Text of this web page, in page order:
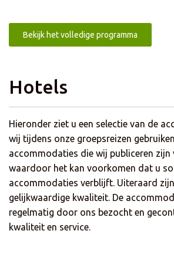
Bekijk het volledige programma
Hotels
Hieronder ziet u een selectie van de
wij tijdens onze groepsreizen
accommodaties die wij publiceren zijn
waardoor het kan voorkomen dat u
accommodaties verblijft. Uiteraard
gelijkwaardige kwaliteit. De
regelmatig door ons bezocht en
kwaliteit en service.